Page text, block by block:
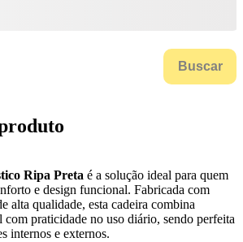
Buscar
Ripa Preta é a solução ideal para quem
e design funcional. Fabricada com
alta qualidade, esta cadeira combina
com praticidade no uso diário, sendo perfeita
internos e externos.